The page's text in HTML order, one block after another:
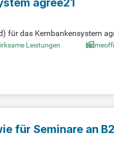
das Kernbankensystem
Parameter der Systeme
digitale Lösungen.
Abläufe in unserer Bank!
Leistungen
für Seminare an